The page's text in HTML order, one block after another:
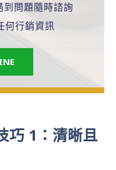
問題隨時諮詢
何行銷資訊
巧 1：清晰且